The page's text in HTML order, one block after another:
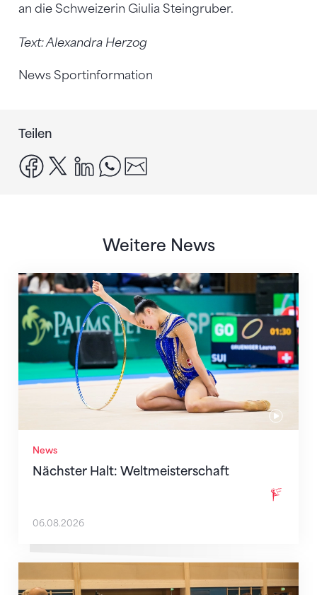
an die Schweizerin Giulia Steingruber.
Text: Alexandra Herzog
News Sportinformation
Teilen
facebook
x linkedinwhatsapp
Weitere News
News
Nächster Halt: Weltmeisterschaft
Nächster Halt: Weltmeisterschaft
06.08.2026
Mit klaren Zielen nach Zagreb